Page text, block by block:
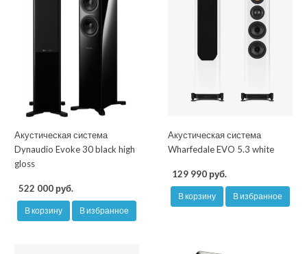
Акустическая система
Dynaudio Evoke 30 black high
gloss
522 000 руб.
В корзину В избранное
Акустическая система
Wharfedale EVO 5.3 white
129 990 руб.
В корзину В избранное